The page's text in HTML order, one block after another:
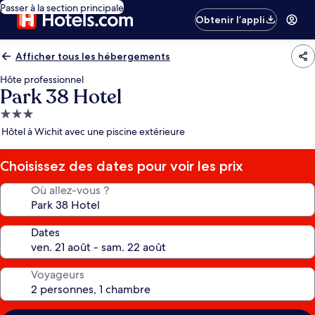
Passer à la section principale
Obtenir l’appli
Afficher tous les hébergements
Hôte professionnel
Park 38 Hotel
Hébergement
3.0 étoiles
Hôtel à Wichit avec une piscine extérieure
Choisissez des dates pour voir les prix
Où allez-vous ?
Dates
Voyageurs